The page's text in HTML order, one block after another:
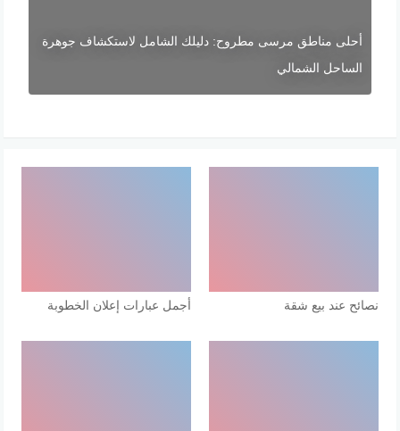
أحلى مناطق مرسى مطروح: دليلك الشامل لاستكشاف جوهرة
الساحل الشمالي
نصائح عند بيع شقة أجمل عبارات إعلان الخطوبة